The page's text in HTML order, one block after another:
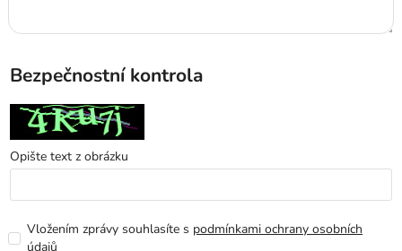
Bezpečnostní kontrola
Opište text z obrázku
Vložením zprávy souhlasíte s podmínkami ochrany osobních
údajů